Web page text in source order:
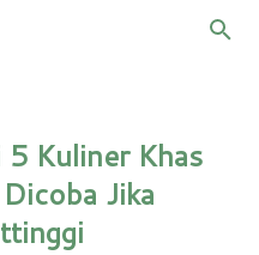
5 Kuliner Khas
Jika